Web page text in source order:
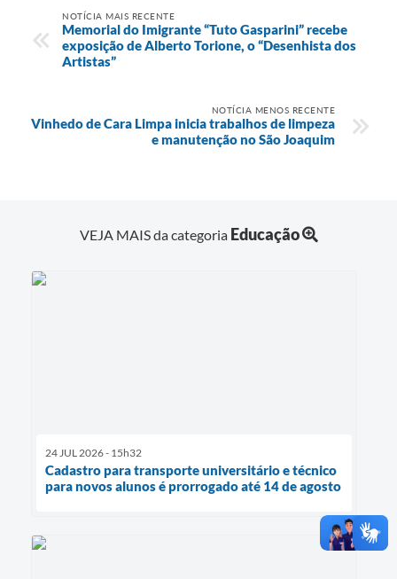
NOTÍCIA MAIS RECENTE
Memorial do Imigrante “Tuto Gasparini” recebe
exposição de Alberto Torione, o “Desenhista dos
Artistas”
NOTÍCIA MENOS RECENTE
Vinhedo de Cara Limpa inicia trabalhos de limpeza
e manutenção no São Joaquim
VEJA MAIS da categoria Educação
24 JUL 2026 - 15h32
Cadastro para transporte universitário e técnico
para novos alunos é prorrogado até 14 de agosto